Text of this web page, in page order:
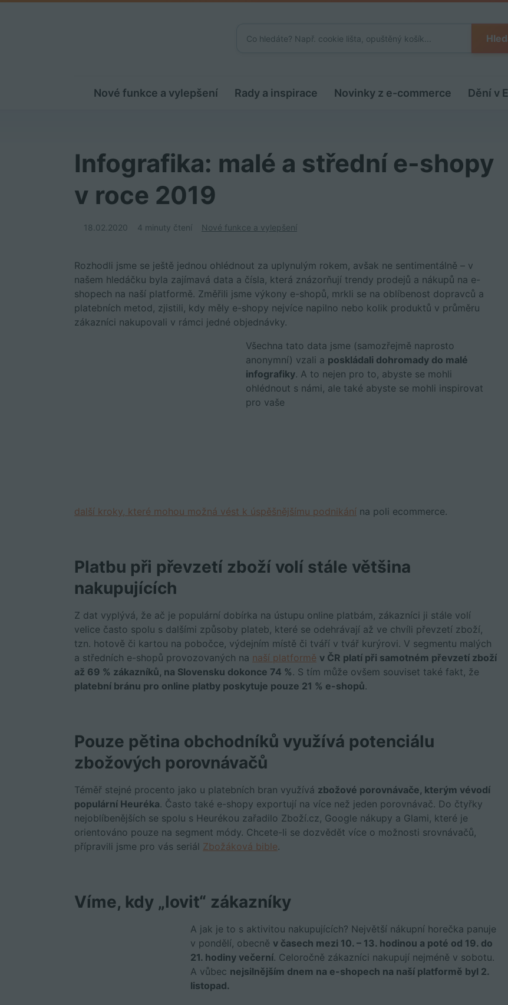
Nové funkce a vylepšení Rady a inspirace Novinky z e-commerce Dění v
Infografika: malé a střední e-shopy
v roce 2019
18.02.2020 4 minuty čtení Nové funkce a vylepšení
Rozhodli jsme se ještě jednou ohlédnout za uplynulým rokem, avšak ne sentimentálně – v
našem hledáčku byla zajímavá data a čísla, která znázorňují trendy prodejů a nákupů na e-
shopech na naší platformě. Změřili jsme výkony e-shopů, mrkli se na oblíbenost dopravců a
platebních metod, zjistili, kdy měly e-shopy nejvíce napilno nebo kolik produktů v průměru
zákazníci nakupovali v rámci jedné objednávky.
Všechna tato data jsme (samozřejmě naprosto
anonymní) vzali a poskládali dohromady do malé
infografiky. A to nejen pro to, abyste se mohli
ohlédnout s námi, ale také abyste se mohli inspirovat
pro vaše
další kroky, které mohou možná vést k úspěšnějšímu podnikání na poli ecommerce.
Platbu při převzetí zboží volí stále většina
nakupujících
Z dat vyplývá, že ač je populární dobírka na ústupu online platbám, zákazníci ji stále volí
velice často spolu s dalšími způsoby plateb, které se odehrávají až ve chvíli převzetí zboží,
tzn. hotově či kartou na pobočce, výdejním místě či tváří v tvář kurýrovi. V segmentu malých
a středních e-shopů provozovaných na naší platformě v ČR platí při samotném převzetí zboží
až 69 % zákazníků, na Slovensku dokonce 74 %. S tím může ovšem souviset také fakt, že
platební bránu pro online platby poskytuje pouze 21 % e-shopů.
Pouze pětina obchodníků využívá potenciálu
zbožových porovnávačů
Téměř stejné procento jako u platebních bran využívá zbožové porovnávače, kterým vévodí
populární Heuréka. Často také e-shopy exportují na více než jeden porovnávač. Do čtyřky
nejoblíbenějších se spolu s Heurékou zařadilo Zboží.cz, Google nákupy a Glami, které je
orientováno pouze na segment módy. Chcete-li se dozvědět více o možnosti srovnávačů,
přípravili jsme pro vás seriál Zbožáková bible.
Víme, kdy „lovit“ zákazníky
A jak je to s aktivitou nakupujících? Největší nákupní horečka panuje
v pondělí, obecně v časech mezi 10. – 13. hodinou a poté od 19. do
21. hodiny večerní. Celoročně zákazníci nakupují nejméně v sobotu.
A vůbec nejsilnějším dnem na e-shopech na naší platformě byl 2.
listopad.